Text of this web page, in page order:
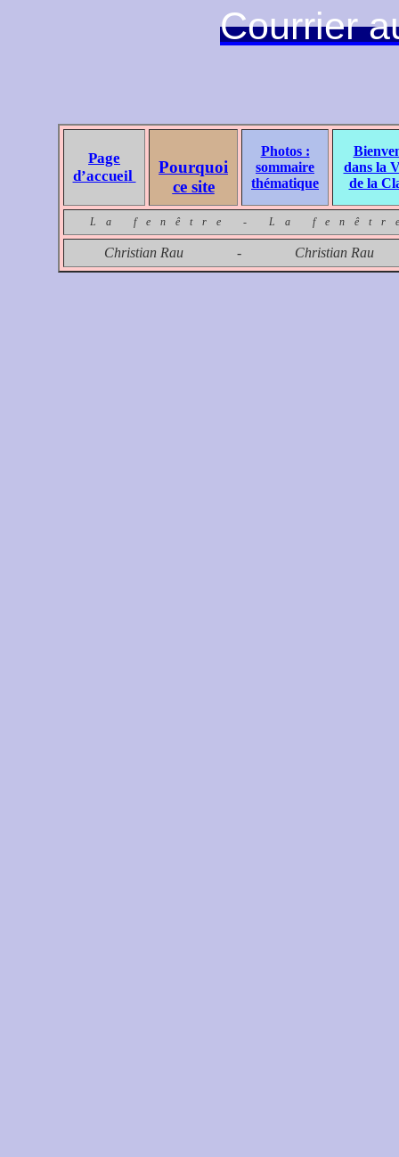
Courrier
Page
d’accueil
Pourquoi
ce site
Photos :
sommaire
thématique
dans la
de la
La fenêtre - La
Christian Rau - Christian